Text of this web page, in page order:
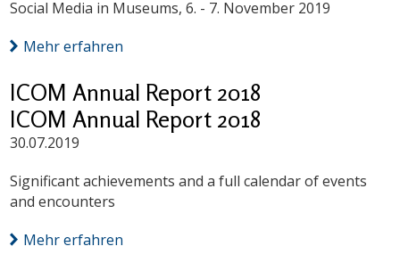
Social Media in Museums, 6. - 7. November 2019
Mehr erfahren
ICOM Annual Report 2018
ICOM Annual Report 2018
30.07.2019
Significant achievements and a full calendar of events
and encounters
Mehr erfahren